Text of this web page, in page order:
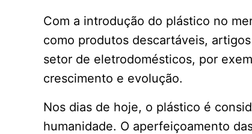
Com a introdução do plástico no
como produtos descartáveis,
setor de eletrodomésticos, por
crescimento e evolução.
Nos dias de hoje, o plástico é
humanidade. O aperfeiçoamento